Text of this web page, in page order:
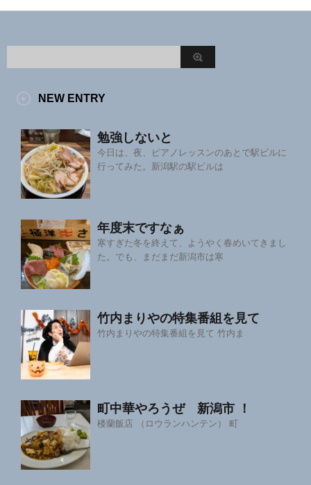
NEW ENTRY
勉強しないと
今日は、夜、ピアノレッスンのあとで駅ビルに
行ってみた。新潟駅の駅ビルは
年度末ですなぁ
寒すぎた冬を終えて、ようやく春めいてきまし
た。でも、まだまだ新潟市は寒
竹内まりやの特集番組を見て
竹内まりやの特集番組を見て 竹内ま
町中華やろうぜ 新潟市 ！
楼蘭飯店 （ロウランハンテン） 町